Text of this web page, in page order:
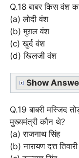
Q.18 बाबर किस वंश
(a) लोदी वंश
(b) मुग़ल वंश
(c) खुर्द वंश
(d) खिलजी वंश
Show
Q.19 बाबरी मस्जिद
मुख्यमंत्री कौन थे?
(a) राजनाथ सिंह
(b) नारायण दत्त तिवारी